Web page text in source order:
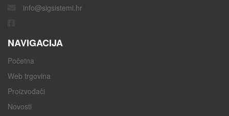
info@sigsistemi.hr
NAVIGACIJA
Početna
Web trgovina
Proizvođači
Novosti